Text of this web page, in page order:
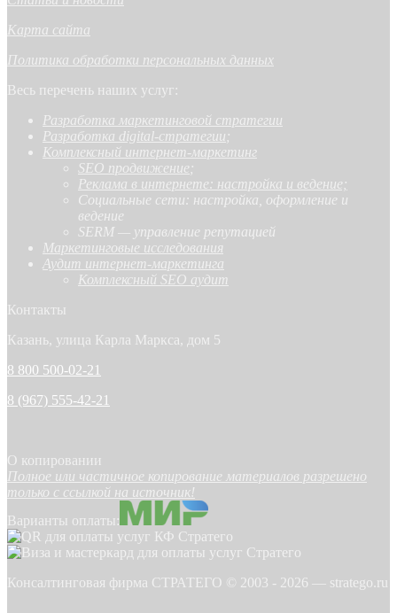
Карта сайта
Политика обработки персональных данных
Весь перечень наших услуг:
Разработка маркетинговой стратегии
Разработка digital-стратегии ;
Комплексный интернет-маркетинг
SEO продвижение ;
Реклама в интернете: настройка и ведение;
Социальные сети: настройка, оформление и
ведение
SERM — управление репутацией
Маркетинговые исследования
Аудит интернет-маркетинга
Комплексный SEO аудит
Контакты
Казань, улица Карла Маркса, дом 5
8 800 500-02-21
8 (967) 555-42-21
О копировании
Полное или частичное копирование материалов разрешено
только с ссылкой на источник!
Варианты оплаты:
Консалтинговая фирма СТРАТЕГО © 2003 - 2026 — stratego.ru